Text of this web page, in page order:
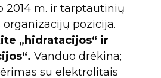
2014 m. ir tarptautinių
pozicija.
„hidratacijos“ ir
Vanduo drėkina;
su elektrolitais